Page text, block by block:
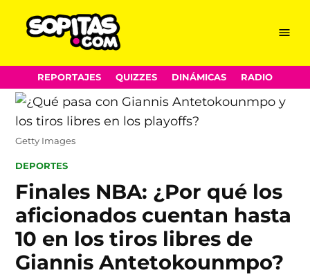
Skip
to
content
Menu
REPORTAJES QUIZZES DINÁMICAS RADIO
Getty Images
POSTED
DEPORTES
Finales NBA: ¿Por qué los
aficionados cuentan hasta
10 en los tiros libres de
Giannis Antetokounmpo?